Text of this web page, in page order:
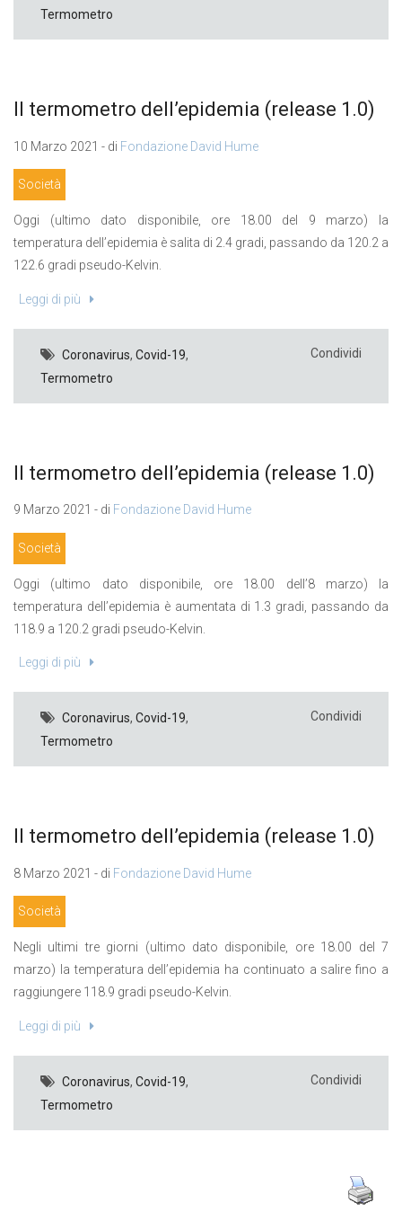
Termometro
Il termometro dell’epidemia (release 1.0)
10 Marzo 2021 - di Fondazione David Hume
Società
Oggi (ultimo dato disponibile, ore 18.00 del 9 marzo) la
temperatura dell’epidemia è salita di 2.4 gradi, passando da 120.2 a
122.6 gradi pseudo-Kelvin.
Leggi di più
Coronavirus, Covid-19,
Termometro
Condividi
Il termometro dell’epidemia (release 1.0)
9 Marzo 2021 - di Fondazione David Hume
Società
Oggi (ultimo dato disponibile, ore 18.00 dell’8 marzo) la
temperatura dell’epidemia è aumentata di 1.3 gradi, passando da
118.9 a 120.2 gradi pseudo-Kelvin.
Leggi di più
Coronavirus, Covid-19,
Termometro
Condividi
Il termometro dell’epidemia (release 1.0)
8 Marzo 2021 - di Fondazione David Hume
Società
Negli ultimi tre giorni (ultimo dato disponibile, ore 18.00 del 7
marzo) la temperatura dell’epidemia ha continuato a salire fino a
raggiungere 118.9 gradi pseudo-Kelvin.
Leggi di più
Coronavirus, Covid-19,
Termometro
Condividi